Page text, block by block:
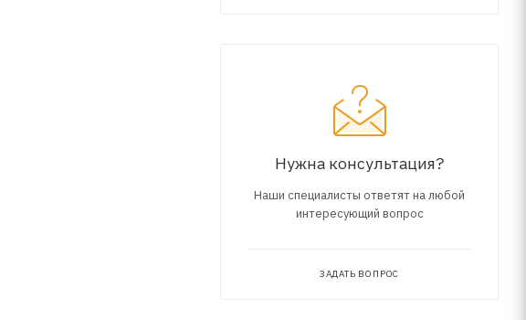
Нужна консультация?
Наши специалисты ответят на любой
интересующий вопрос
ЗАДАТЬ ВОПРОС